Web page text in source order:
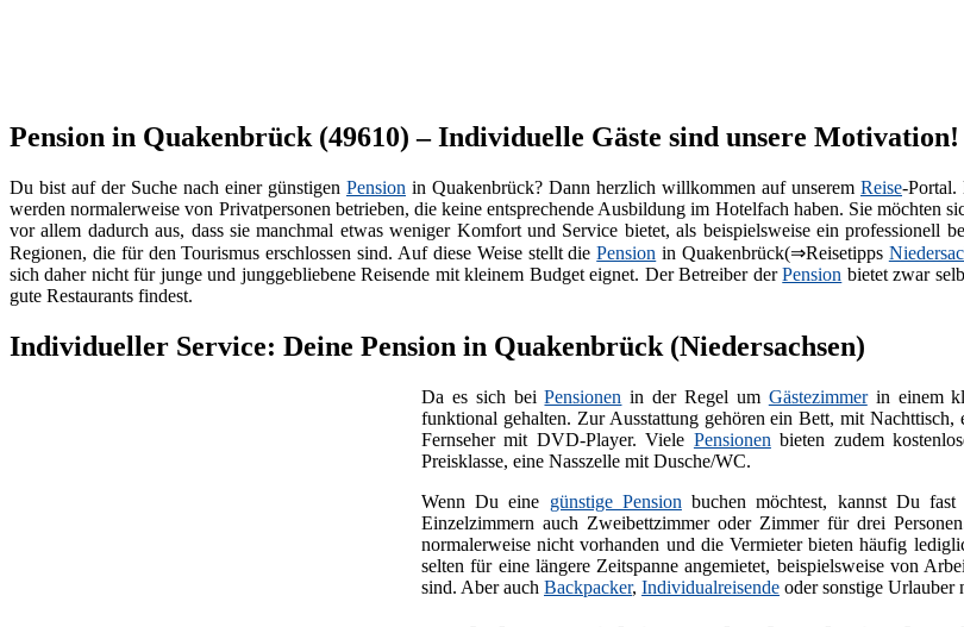
Pension in Quakenbrück (49610) – Individuelle Gäste sind unsere Motivation!
Du bist auf der Suche nach einer günstigen Pension in Quakenbrück? Dann herzlich willkommen auf unserem Reise-Portal.
werden normalerweise von Privatpersonen betrieben, die keine entsprechende Ausbildung im Hotelfach haben. Sie möchten
vor allem dadurch aus, dass sie manchmal etwas weniger Komfort und Service bietet, als beispielsweise ein professionell
Regionen, die für den Tourismus erschlossen sind. Auf diese Weise stellt diePension in Quakenbrück(⇒Reisetipps
sich daher nicht für junge und junggebliebene Reisende mit kleinem Budget eignet. Der Betreiber derPension bietet zwar
gute Restaurants findest.
Individueller Service: Deine Pension in Quakenbrück (Niedersachsen)
Da es sich beiPensionen in der Regel um Gästezimmerin einem
funktional gehalten. Zur Ausstattung gehören ein Bett, mit
Fernseher mit DVD-Player. Viele Pensionen bieten zudem
Preisklasse, eine Nasszelle mit Dusche/WC.
Wenn Du eine günstige Pension buchen möchtest, kannst Du
Einzelzimmern auch Zweibettzimmer oder Zimmer für drei
normalerweise nicht vorhanden und die Vermieter bieten häufig
selten für eine längere Zeitspanne angemietet, beispielsweise von
sind. Aber auch Backpacker, Individualreisende oder sonstige Urlauber